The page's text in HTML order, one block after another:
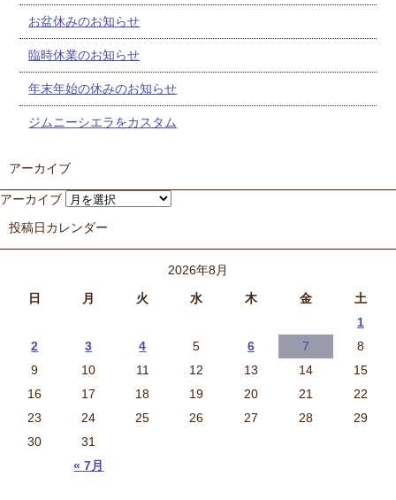
お盆休みのお知らせ
臨時休業のお知らせ
年末年始の休みのお知らせ
ジムニーシエラをカスタム
アーカイブ
アーカイブ
投稿日カレンダー
2026年8月
日
月 火 水 木 金 土
« 7月
1
2
3 4 5 6 7
8
9
10 11 12 13 14
15
16
17 18 19 20 21
22
23
24 25 26 27 28
29
30
31